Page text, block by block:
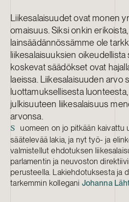
Liikesalaisuudet ovat monen
omaisuus. Siksi onkin
lainsäädännössämme ole
liikesalaisuuksien oikeudellista
koskevat säädökset ovat
laeissa. Liikesalaisuuden arvo
luottamuksellisesta
julkisuuteen liikesalaisuus
arvonsa.
S
uomeen on jo pitkään kaivattu
säätelevää lakia, ja nyt työ- ja
valmistellut ehdotuksen
parlamentin ja neuvoston
perusteella. Lakiehdotuksesta ja
tarkemmin kollegani Johanna